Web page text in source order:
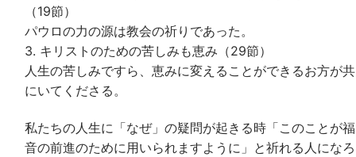
（19節）
パウロの力の源は教会の祈りであった。
3. キリストのための苦しみも恵み（29節）
人生の苦しみですら、恵みに変えることができるお方が共
にいてくださる。
私たちの人生に「なぜ」の疑問が起きる時「このことが福
音の前進のために用いられますように」と祈れる人になろ